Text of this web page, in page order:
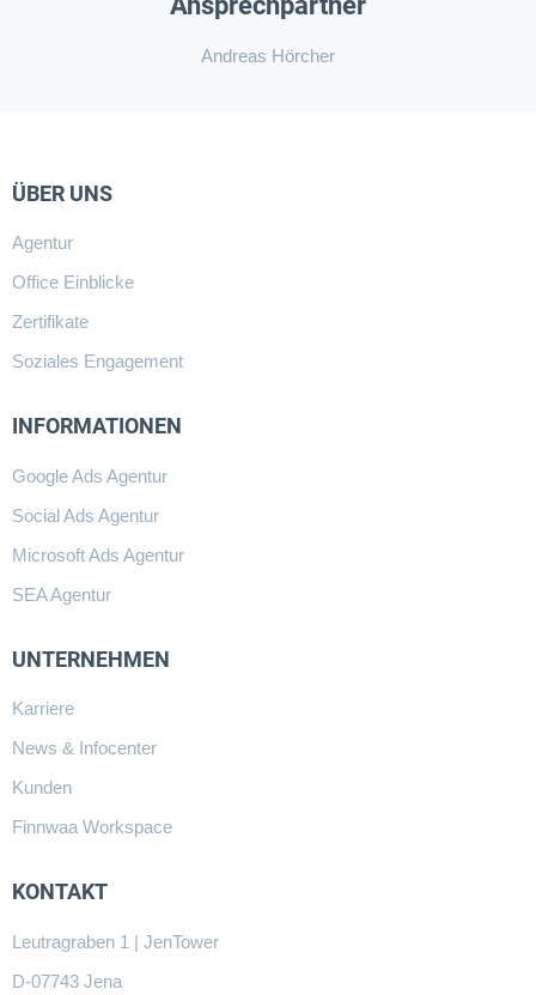
Andreas Hörcher
ÜBER UNS
Agentur
Office Einblicke
Zertifikate
Soziales Engagement
INFORMATIONEN
Google Ads Agentur
Social Ads Agentur
Microsoft Ads Agentur
SEA Agentur
UNTERNEHMEN
Karriere
News & Infocenter
Kunden
Finnwaa Workspace
KONTAKT
Leutragraben 1 | JenTower
D-07743 Jena